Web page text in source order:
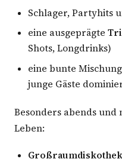
Schlager, Partyhits
eine ausgeprägte
Shots, Longdrinks)
eine bunte
junge Gäste
Besonders abends
Leben: